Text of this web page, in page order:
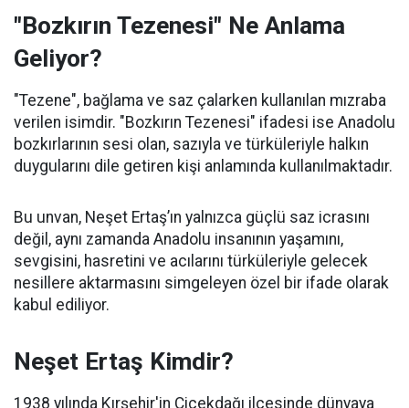
"Bozkırın Tezenesi" Ne Anlama
Geliyor?
"Tezene", bağlama ve saz çalarken kullanılan mızraba
verilen isimdir. "Bozkırın Tezenesi" ifadesi ise Anadolu
bozkırlarının sesi olan, sazıyla ve türküleriyle halkın
duygularını dile getiren kişi anlamında kullanılmaktadır.
Bu unvan, Neşet Ertaş’ın yalnızca güçlü saz icrasını
değil, aynı zamanda Anadolu insanının yaşamını,
sevgisini, hasretini ve acılarını türküleriyle gelecek
nesillere aktarmasını simgeleyen özel bir ifade olarak
kabul ediliyor.
Neşet Ertaş Kimdir?
1938 yılında Kırşehir'in Çiçekdağı ilçesinde dünyaya